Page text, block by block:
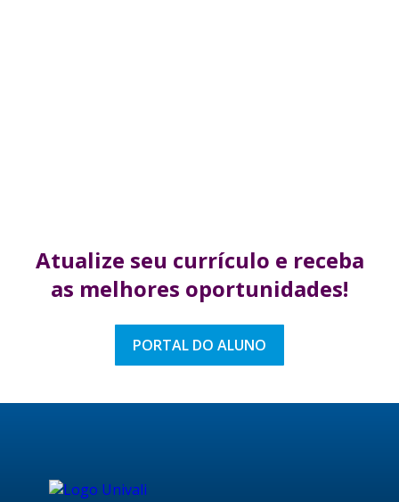
Atualize seu currículo e receba
as melhores oportunidades!
PORTAL DO ALUNO